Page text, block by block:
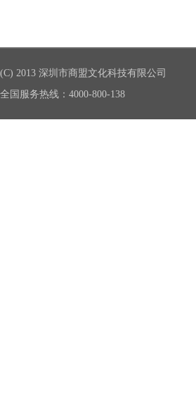
(C) 2013 深圳市商盟文化科技有限公司
全国服务热线：4000-800-138